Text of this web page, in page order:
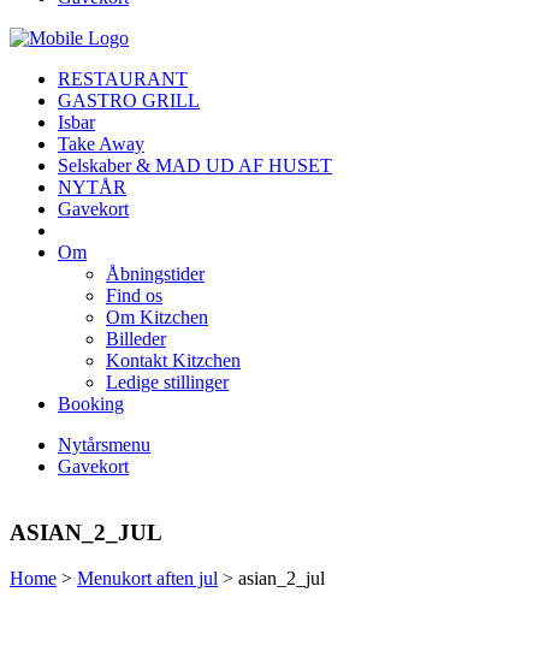
RESTAURANT
GASTRO GRILL
Isbar
Take Away
Selskaber & MAD UD AF HUSET
NYTÅR
Gavekort
Om
Åbningstider
Find os
Om Kitzchen
Billeder
Kontakt Kitzchen
Ledige stillinger
Booking
Nytårsmenu
Gavekort
ASIAN_2_JUL
Home > Menukort aften jul > asian_2_jul